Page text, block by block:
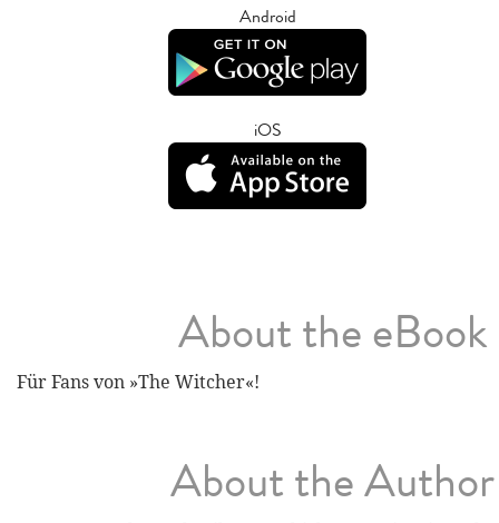
Android
iOS
About the eBook
Für Fans von »The Witcher«!
About the Author